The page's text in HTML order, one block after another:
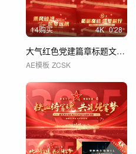
14购买 4K 0'28
大气红色党建篇章标题文字党政片头 01
AE模板 ZCSK